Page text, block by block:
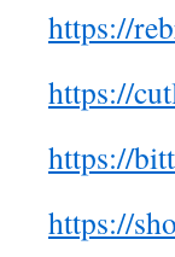
https://
https://
https://
https://